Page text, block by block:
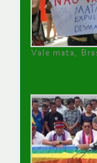
Vale mata,